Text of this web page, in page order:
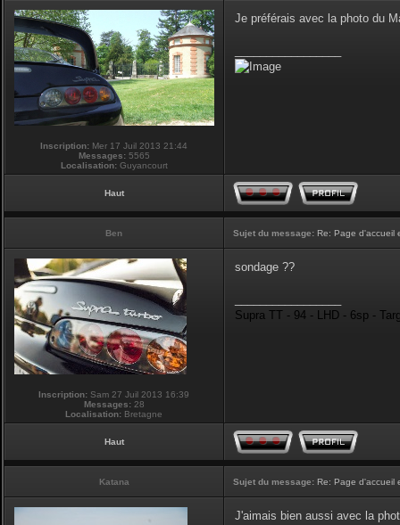
Inscription: Mer 17 Juil 2013 21:44
Messages: 5565
Localisation: Guyancourt
Je préférais avec la photo du
Haut
Ben Sujet du message: Re: Page d'accueil
Inscription: Sam 27 Juil 2013 16:39
Messages: 28
Localisation: Bretagne
sondage ??
Supra TT - 94 - LHD - 6sp -
Haut
Katana Sujet du message: Re: Page d'accueil
J'aimais bien aussi avec la